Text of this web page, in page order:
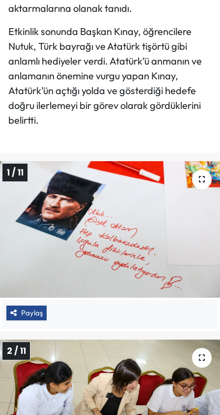
aktarmalarına olanak tanıdı.
Etkinlik sonunda Başkan Kınay, öğrencilere
Nutuk, Türk bayrağı ve Atatürk tişörtü gibi
anlamlı hediyeler verdi. Atatürk’ü anmanın ve
anlamanın önemine vurgu yapan Kınay,
Atatürk’ün açtığı yolda ve gösterdiği hedefe
doğru ilerlemeyi bir görev olarak gördüklerini
belirtti.
1 / 11
Paylaş
2 / 11